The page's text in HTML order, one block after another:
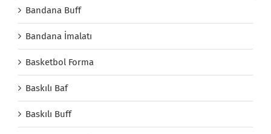
Bandana Buff
Bandana İmalatı
Basketbol Forma
Baskılı Baf
Baskılı Buff